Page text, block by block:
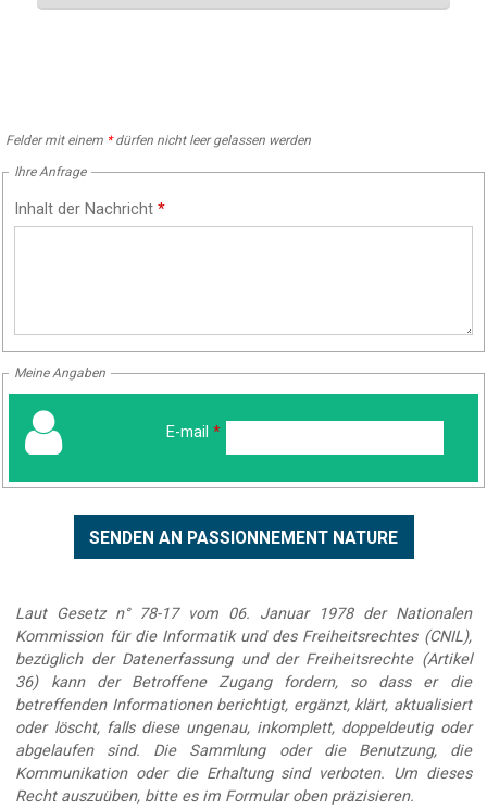
Felder mit einem *dürfen nicht leer gelassen werden
Ihre Anfrage
Inhalt der Nachricht*
Meine Angaben
E-mail *
Laut Gesetz n° 78-17 vom 06. Januar 1978 der Nationalen
Kommission für die Informatik und des Freiheitsrechtes (CNIL),
bezüglich der Datenerfassung und der Freiheitsrechte (Artikel
36) kann der Betroffene Zugang fordern, so dass er die
betreffenden Informationen berichtigt, ergänzt, klärt, aktualisiert
oder löscht, falls diese ungenau, inkomplett, doppeldeutig oder
abgelaufen sind. Die Sammlung oder die Benutzung, die
Kommunikation oder die Erhaltung sind verboten. Um dieses
Recht auszuüben, bitte es im Formular oben präzisieren.